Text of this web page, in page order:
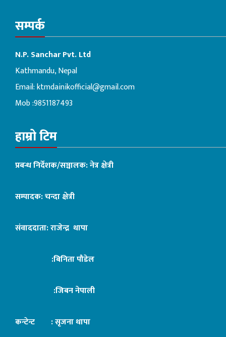
सम्पर्क
N.P. Sanchar Pvt. Ltd
Kathmandu, Nepal
Email:ktmdainikofficial@gmail.com
Mob :9851187493
हाम्रो टिम
प्रबन्ध निर्देशक/सञ्चालक: नेत्र क्षेत्री
सम्पादक: चन्दा क्षेत्री
संवाददाता: राजेन्द्र थापा
:बिनिता पौडेल
:जिबन नेपाली
कन्टेन्ट : सृजना थापा